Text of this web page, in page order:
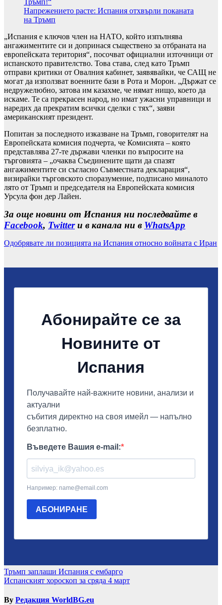
Тръмп!“
Напрежението расте: Испания отхвърли поканата
на Тръмп
„Испания е ключов член на НАТО, който изпълнява
ангажиментите си и допринася съществено за отбраната на
европейската територия“, посочват официални източници от
испанското правителство. Това става, след като Тръмп
отправи критики от Овалния кабинет, заявявайки, че САЩ не
могат да използват военните бази в Рота и Морон. „Държат се
недружелюбно, затова им казахме, че нямат нищо, което да
искаме. Те са прекрасен народ, но имат ужасни управници и
наредих да прекратим всички сделки с тях“, заяви
американският президент.
Попитан за последното изказване на Тръмп, говорителят на
Европейската комисия подчерта, че Комисията – която
представлява 27-те държави членки по въпросите на
търговията – „очаква Съединените щати да спазят
ангажиментите си съгласно Съвместната декларация“,
визирайки търговското споразумение, подписано миналото
лято от Тръмп и председателя на Европейската комисия
Урсула фон дер Лайен.
За още новини от Испания ни последвайте в
Facebook, Twitterи в канала ни в WhatsApp
Одобрявате ли позицията на Испания относно войната с Иран
Навигация
Тръмп заплаши Испания с ембарго
Испанският хороскоп за сряда 4 март
By Редакция WorldBG.eu